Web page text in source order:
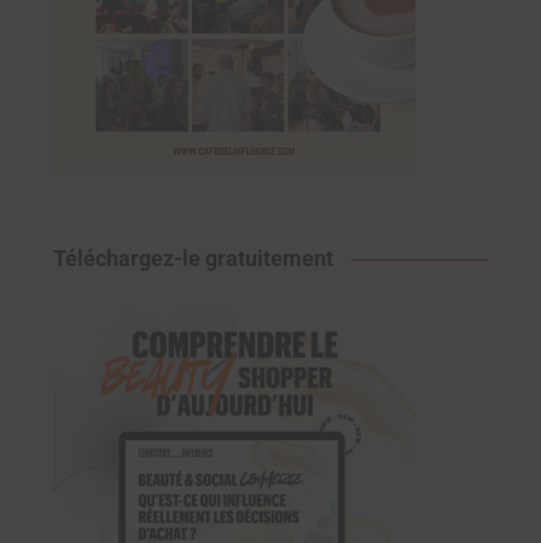
Téléchargez-le gratuitement